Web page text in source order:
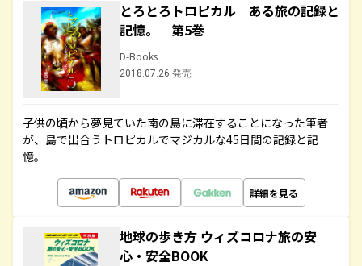
とろとろトロピカル ある旅の記録と
記憶。 第5巻
D-Books
2018.07.26 発売
子供の頃から夢見ていた南の島に滞在することになった筆者
が、島で出合うトロピカルでマジカルな45日間の記録と記
憶。
詳細を見る
地球の歩き方 ウィズコロナ旅の安
心・安全BOOK